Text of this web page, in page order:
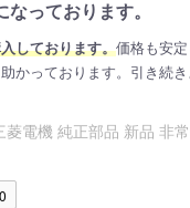
なっております。
しております。価格も安
かっております。引き続
菱電機 純正部品 新品 非
0